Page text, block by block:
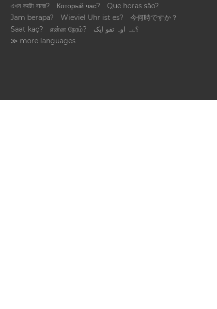
এখন কয়টা বাজে?
Который час?
Que horas são?
Jam berapa?
Wieviel Uhr ist es?
今何時ですか？
Saat kaç?
என்ன நேரம்?
؟ےہ اوہ تقو ایک
≫ more languages